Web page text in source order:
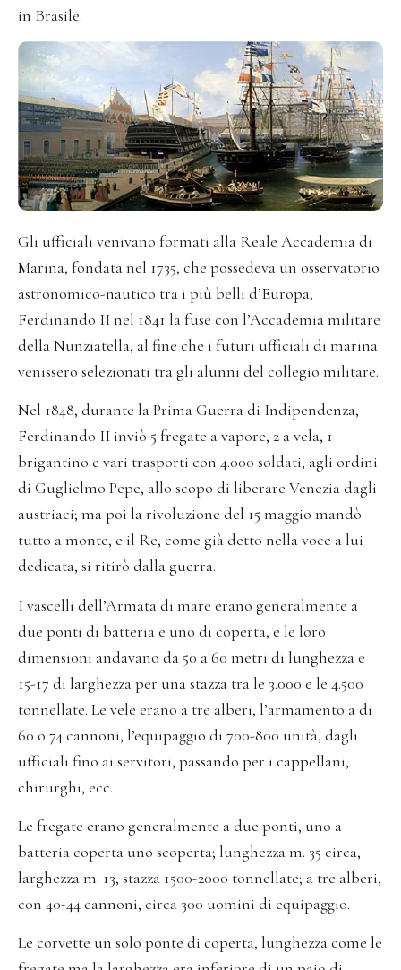
in Brasile.
Gli ufficiali venivano formati alla Reale Accademia di
Marina, fondata nel 1735, che possedeva un osservatorio
astronomico-nautico tra i più belli d’Europa;
Ferdinando II nel 1841 la fuse con l’Accademia militare
della Nunziatella, al fine che i futuri ufficiali di marina
venissero selezionati tra gli alunni del collegio militare.
Nel 1848, durante la Prima Guerra di Indipendenza,
Ferdinando II inviò 5 fregate a vapore, 2 a vela, 1
brigantino e vari trasporti con 4.000 soldati, agli ordini
di Guglielmo Pepe, allo scopo di liberare Venezia dagli
austriaci; ma poi la rivoluzione del 15 maggio mandò
tutto a monte, e il Re, come già detto nella voce a lui
dedicata, si ritirò dalla guerra.
I vascelli dell’Armata di mare erano generalmente a
due ponti di batteria e uno di coperta, e le loro
dimensioni andavano da 50 a 60 metri di lunghezza e
15-17 di larghezza per una stazza tra le 3.000 e le 4.500
tonnellate. Le vele erano a tre alberi, l’armamento a di
60 o 74 cannoni, l’equipaggio di 700-800 unità, dagli
ufficiali fino ai servitori, passando per i cappellani,
chirurghi, ecc.
Le fregate erano generalmente a due ponti, uno a
batteria coperta uno scoperta; lunghezza m. 35 circa,
larghezza m. 13, stazza 1500-2000 tonnellate; a tre alberi,
con 40-44 cannoni, circa 300 uomini di equipaggio.
Le corvette un solo ponte di coperta, lunghezza come le